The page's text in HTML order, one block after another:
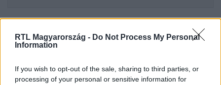
RTL Magyarország - Do Not Process My Personal
Information
If you wish to opt-out of the sale, sharing to third parties, or
processing of your personal or sensitive information for